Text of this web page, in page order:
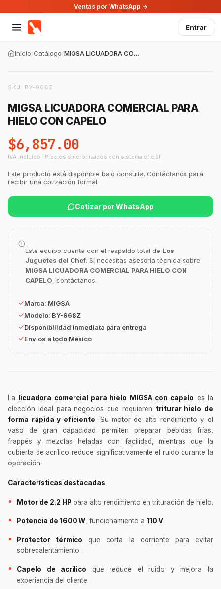
Ventas por WhatsApp →
Entrar
Inicio/Catálogo/ MIGSA LICUADORA COMERCIAL PARA HIELO CON CAPELO
SKU: BY-968Z
MIGSA LICUADORA COMERCIAL PARA
HIELO CON CAPELO
$6,857.00
IVA incluido · Precios sincronizados con sistema oficial
Este producto está disponible bajo consulta. Contáctanos para
recibir una cotización formal.
Cotizar por WhatsApp
Este equipo cuenta con el respaldo total de Los
Juguetes del Chef. Si necesitas asesoría técnica sobre
MIGSA LICUADORA COMERCIAL PARA HIELO CON
CAPELO, contáctanos.
Marca: MIGSA
Modelo: BY-968Z
Disponibilidad inmediata para entrega
Envíos a todo México
La licuadora comercial para hielo MIGSA con capelo es la
elección ideal para negocios que requieren triturar hielo de
forma rápida y eficiente. Su motor de alto rendimiento y el
vaso de gran capacidad permiten preparar bebidas frías,
frappés y mezclas heladas con facilidad, mientras que la
cubierta de acrílico reduce significativamente el ruido durante la
operación.
Características destacadas
Motor de 2.2 HP para alto rendimiento en trituración de hielo.
Potencia de 1600 W, funcionamiento a 110 V.
Protector térmico que corta la corriente para evitar
sobrecalentamiento.
Capelo de acrílico que reduce el ruido y mejora la
experiencia del cliente.
GastroBot
Asesor Chef Online
de cocina profesional de GastroArt.
¿En qué te puedo apoyar hoy con tu
Métodos de envío y entrega
Ver sucursales y contacto